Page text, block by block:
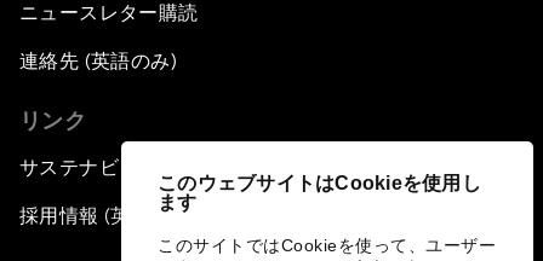
このウェブサイトはCookieを使用し
ます
このサイトではCookieを使って、ユーザー
ニュースレター購読
連絡先 (英語のみ)
リンク
サステナビリティへの取り組み
採用情報 (英語のみ)